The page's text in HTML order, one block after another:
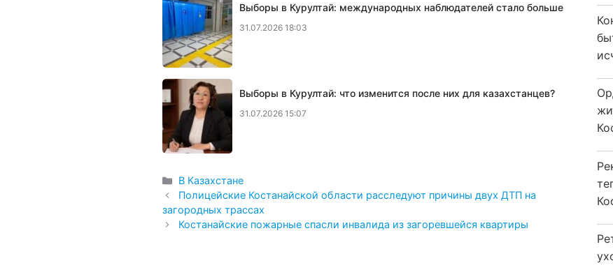
Выборы в Курултай: международных наблюдателей стало больше
31.07.2026 18:03
Выборы в Курултай: что изменится после них для казахстанцев?
31.07.2026 15:07
Рубрики
В Казахстане
Полицейские Костанайской области расследуют причины двух ДТП на
загородных трассах
Костанайские пожарные спасли инвалида из загоревшейся квартиры